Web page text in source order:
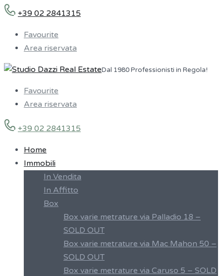
+39 02 2841315
Favourite
Area riservata
Dal 1980 Professionisti in Regola!
Favourite
Area riservata
+39 02 2841315
Home
Immobili
In Vendita
In Affitto
Box
Box varie metrature via Palladio 18 –
SOLD OUT
Box varie metrature via Mac Mahon 50 –
SOLD OUT
Box varie metrature via Caruso 5 – SOLD